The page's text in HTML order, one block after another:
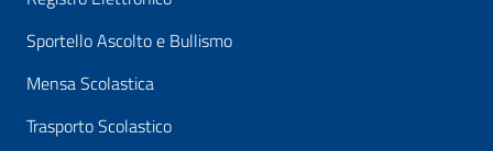
Sportello Ascolto e Bullismo
Mensa Scolastica
Trasporto Scolastico